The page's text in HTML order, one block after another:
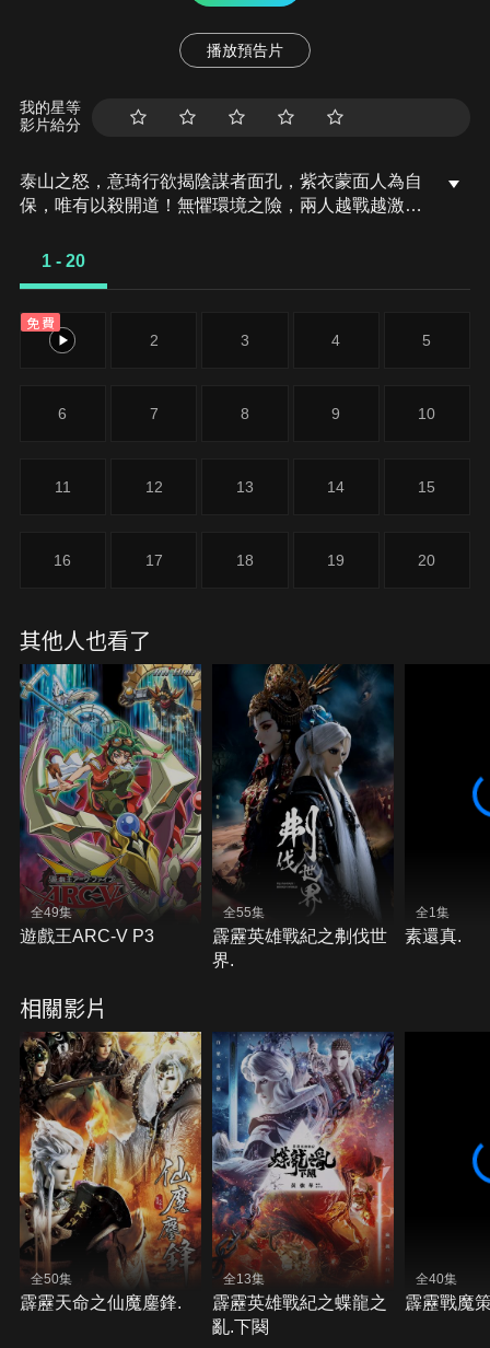
播放預告片
我的星等
影片給分
泰山之怒，意琦行欲揭陰謀者面孔，紫衣蒙面人為自
保，唯有以殺開道！無懼環境之險，兩人越戰越激，
在前，紫衣蒙面人極招上手，風雲騰動，四色氣流，
1 - 20
免費
1 2 3 4 5
6 7 8 9 10
11 12 13 14 15
16 17 18 19 20
其他人也看了
全49集
遊戲王ARC-V P3
全55集
霹靂英雄戰紀之刜伐世
界.
全1集
素還真.
相關影片
全50集
霹靂天命之仙魔鏖鋒.
全13集
霹靂英雄戰紀之蝶龍之
亂.下闋
全40集
霹靂戰魔